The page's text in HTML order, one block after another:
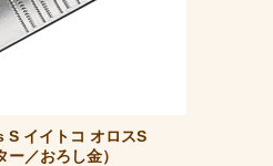
S イイトコ オロスS
ー／おろし金）